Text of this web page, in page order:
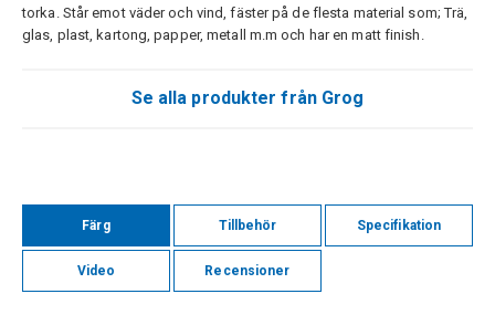
torka. Står emot väder och vind, fäster på de flesta material som; Trä,
glas, plast, kartong, papper, metall m.m och har en matt finish.
Se alla produkter från Grog
Färg Tillbehör Specifikation
Video Recensioner